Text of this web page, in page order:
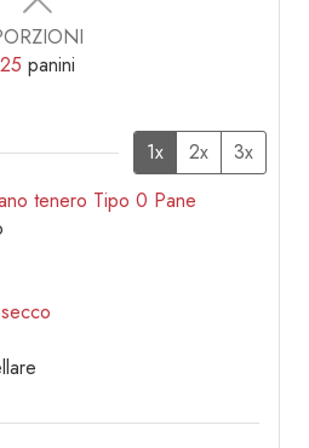
25 panini
1x 2x
3x
tenero Tipo 0 Pane